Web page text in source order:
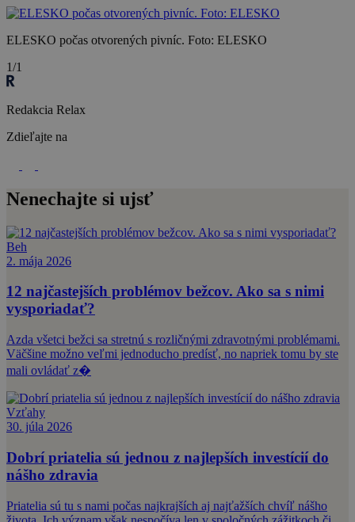
ELESKO počas otvorených pivníc. Foto: ELESKO
1/1
Redakcia Relax
Zdieľajte na
Nenechajte si ujsť
Beh
2. mája 2026
12 najčastejších problémov bežcov. Ako sa s nimi
vysporiadať?
Azda všetci bežci sa stretnú s rozličnými zdravotnými problémami.
Väčšine možno veľmi jednoducho predísť, no napriek tomu by ste
mali ovládať z�
Vzťahy
30. júla 2026
Dobrí priatelia sú jednou z najlepších investícií do
nášho zdravia
Priatelia sú tu s nami počas najkrajších aj najťažších chvíľ nášho